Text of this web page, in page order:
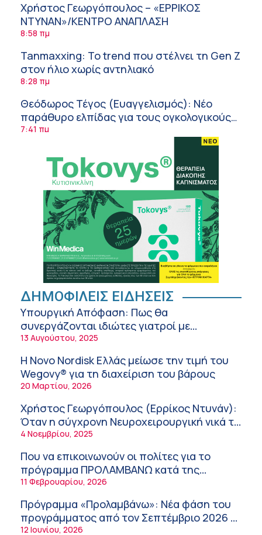
Χρήστος Γεωργόπουλος – «ΕΡΡΙΚΟΣ
ΝΤΥΝΑΝ»/ΚΕΝΤΡΟ ΑΝΑΠΛΑΣΗ
8:58 πμ
Tanmaxxing: To trend που στέλνει τη Gen Z
στον ήλιο χωρίς αντηλιακό
8:28 πμ
Θεόδωρος Τέγος (Ευαγγελισμός): Νέο
παράθυρο ελπίδας για τους ογκολογικούς
ασθενείς μέσω κλινικών δοκιμών
7:41 πμ
από τον Ελληνικό Ερυθρό Σταυρό
Μαρίνα Ραυτοπούλου (ΙΑΤΡΙΚΟ ΚΕΝΤΡΟ):
Εκπαίδευση στον διαβήτη – Ένας πυλώνας
της σύγχρονης φροντίδας
6:56 πμ
Αθανάσιος Μανώλης (Metropolitan
Hospital): Καρδιοπαθείς και καλοκαίρι –
Διακοπές με ασφάλεια
6:20 πμ
Ειρήνη Ζίγκιρη (Ερρίκος Ντυνάν): H θερμική
καταπόνηση στους ηλικιωμένους
εργαζόμενους
6:11 πμ
Σύσκεψη στον ΕΟΦ για την ομαλή
λειτουργία της εφοδιαστικής αλυσίδας των
φαρμάκων στη διάρκεια του καλοκαιριού
12:08 μμ
Μιχάλης Τάτσης, Insurance & Healthcare
Analyst, διευθυντής Επιχειρηματικής
Ανάπτυξης Ομίλου HHG
11:54 πμ
Kavita Patel: Ένα στα πέντε καινοτόμα
φάρμακα φτάνει τελικά στην Ελλάδα
9:21 πμ
Υπάρχει τελικά «δίαιτα θυρεοειδούς»; Τι
λέει η επιστήμη για τη διατροφή και τα
συμπληρώματα
7:38 πμ
ΔΗΜΟΦΙΛΕΙΣ ΕΙΔΗΣΕΙΣ
Υπουργική Απόφαση: Πως θα
συνεργάζονται ιδιώτες γιατροί με
νοσοκομεία του δημοσίου συστήματος
13 Αυγούστου, 2025
Η Novo Nordisk Ελλάς μείωσε την τιμή του
Wegovy® για τη διαχείριση του βάρους
20 Μαρτίου, 2026
Χρήστος Γεωργόπουλος (Ερρίκος Ντυνάν):
Όταν η σύγχρονη Νευροχειρουργική νικά το
φόβο!
4 Νοεμβρίου, 2025
Που να επικοινωνούν οι πολίτες για το
πρόγραμμα ΠΡΟΛΑΜΒΑΝΩ κατά της
παχυσαρκίας
11 Φεβρουαρίου, 2026
Πρόγραμμα «Προλαμβάνω»: Νέα φάση του
προγράμματος από τον Σεπτέμβριο 2026 –
Δωρεάν προληπτικές εξετάσεις έως το
12 Ιουνίου, 2026